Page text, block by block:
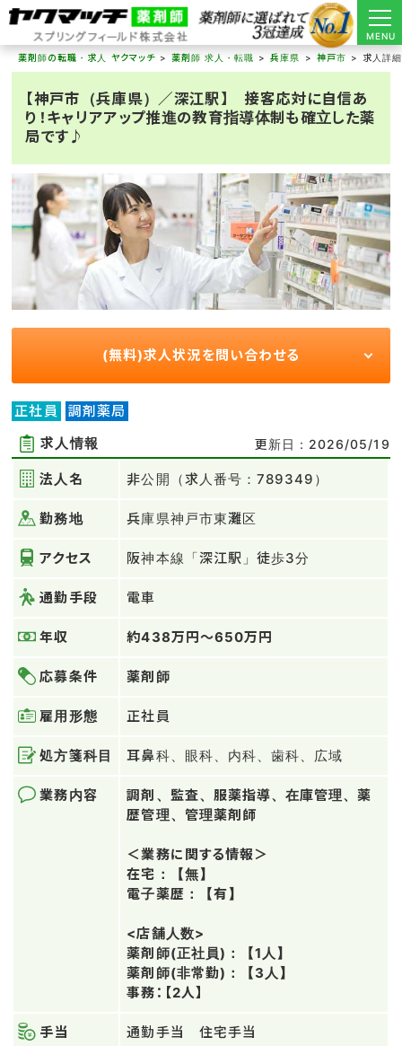
MENU
薬剤師の転職・求人 ヤクマッチ
薬剤師 求人・転職 兵庫県 神戸市 求人詳細
【神戸市（兵庫県）／深江駅】 接客応対に自信あ
り！キャリアアップ推進の教育指導体制も確立した薬
局です♪
(無料)求人状況を問い合わせる
正社員
調剤薬局
求人情報
更新日：2026/05/19
法人名 非公開（求人番号：789349）
勤務地 兵庫県神戸市東灘区
アクセス 阪神本線「深江駅」徒歩3分
通勤手段 電車
年収 約438万円～650万円
応募条件 薬剤師
雇用形態 正社員
処方箋科目 耳鼻科、眼科、内科、歯科、広域
業務内容
調剤、監査、服薬指導、在庫管理、薬
歴管理、管理薬剤師
＜業務に関する情報＞
在宅：【無】
電子薬歴：【有】
<店舗人数>
薬剤師(正社員)：【1人】
薬剤師(非常勤)：【3人】
事務：【2人】
手当 通勤手当 住宅手当